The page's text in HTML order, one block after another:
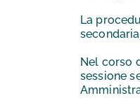
La
Nel corso
sessione